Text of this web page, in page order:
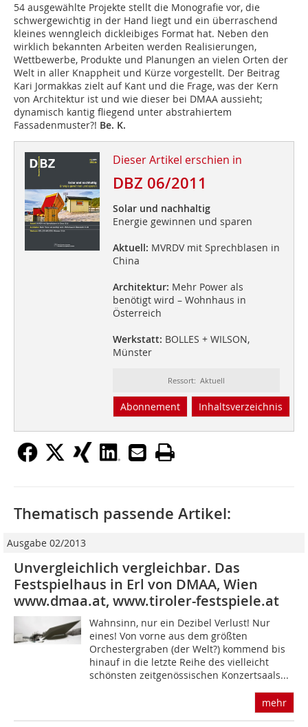
54 ausgewählte Projekte stellt die Monografie vor, die
schwergewichtig in der Hand liegt und ein überraschend
kleines wenngleich dickleibiges Format hat. Neben den
wirklich bekannten Arbeiten werden Realisierungen,
Wettbewerbe, Produkte und Planungen an vielen Orten der
Welt in aller Knappheit und Kürze vorgestellt. Der Beitrag
Kari Jormakkas zielt auf Kant und die Frage, was der Kern
von Architektur ist und wie dieser bei DMAA aussieht;
dynamisch kantig fliegend unter abstrahiertem
Fassadenmuster?! Be. K.
Dieser Artikel erschien in
DBZ 06/2011
Solar und nachhaltig
Energie gewinnen und sparen
Aktuell: MVRDV mit Sprechblasen in
China
Architektur: Mehr Power als
benötigt wird – Wohnhaus in
Österreich
Werkstatt: BOLLES + WILSON,
Münster
Ressort: Aktuell
Abonnement Inhaltsverzeichnis
Thematisch passende Artikel:
Ausgabe 02/2013
Unvergleichlich vergleichbar. Das
Festspielhaus in Erl von DMAA, Wien
www.dmaa.at, www.tiroler-festspiele.at
Wahnsinn, nur ein Dezibel Verlust! Nur
eines! Von vorne aus dem größten
Orchestergraben (der Welt?) kommend bis
hinauf in die letzte Reihe des vielleicht
schönsten zeitgenössischen Konzertsaals...
mehr